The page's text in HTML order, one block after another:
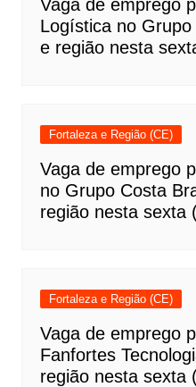
Vaga de emprego
Logística no
e região nesta
Fortaleza e Região (CE)
Vaga de emprego
no Grupo Costa
região nesta sexta
Fortaleza e Região (CE)
Vaga de emprego
Fanfortes
região nesta sexta